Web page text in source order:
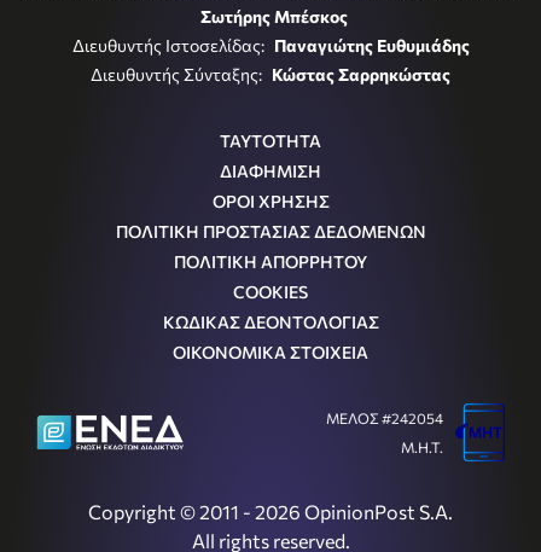
Σωτήρης Μπέσκος
Διευθυντής Ιστοσελίδας: Παναγιώτης Ευθυμιάδης
Διευθυντής Σύνταξης: Κώστας Σαρρηκώστας
ΤΑΥΤΟΤΗΤΑ
ΔΙΑΦΗΜΙΣΗ
ΟΡΟΙ ΧΡΗΣΗΣ
ΠΟΛΙΤΙΚΗ ΠΡΟΣΤΑΣΙΑΣ ΔΕΔΟΜΕΝΩΝ
ΠΟΛΙΤΙΚΗ ΑΠΟΡΡΗΤΟΥ
COOKIES
ΚΩΔΙΚΑΣ ΔΕΟΝΤΟΛΟΓΙΑΣ
ΟΙΚΟΝΟΜΙΚΑ ΣΤΟΙΧΕΙΑ
Copyright © 2011 - 2026 OpinionPost S.A.
All rights reserved.
ΜΕΛΟΣ #242054
Μ.Η.Τ.